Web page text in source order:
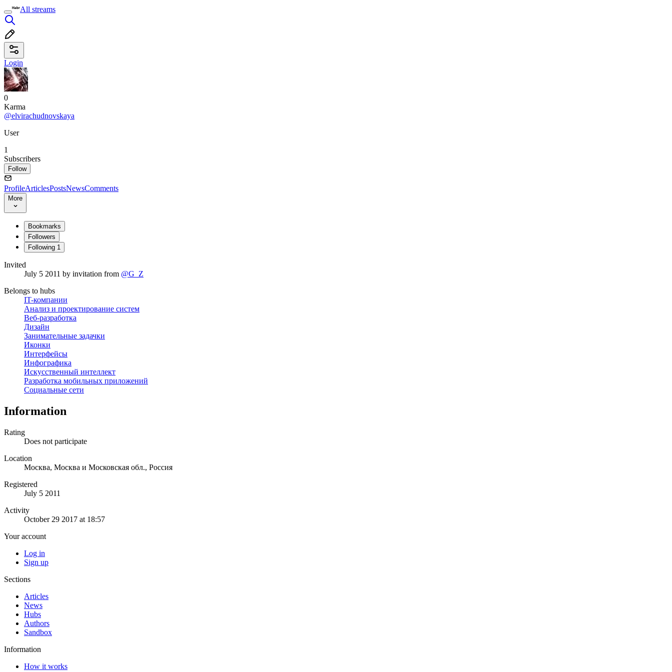
All streams
Login
0
Karma
@elvirachudnovskaya
User
1
Subscribers
Follow
ProfileArticlesPostsNewsComments
More
Bookmarks
Followers
Following 1
Invited
July 5 2011 by invitation from @G_Z
Belongs to hubs
IT-компании
Анализ и проектирование систем
Веб-разработка
Дизайн
Занимательные задачки
Иконки
Интерфейсы
Инфографика
Искусственный интеллект
Разработка мобильных приложений
Социальные сети
Information
Rating
Does not participate
Location
Москва, Москва и Московская обл., Россия
Registered
July 5 2011
Activity
October 29 2017 at 18:57
Your account
Log in
Sign up
Sections
Articles
News
Hubs
Authors
Sandbox
Information
How it works